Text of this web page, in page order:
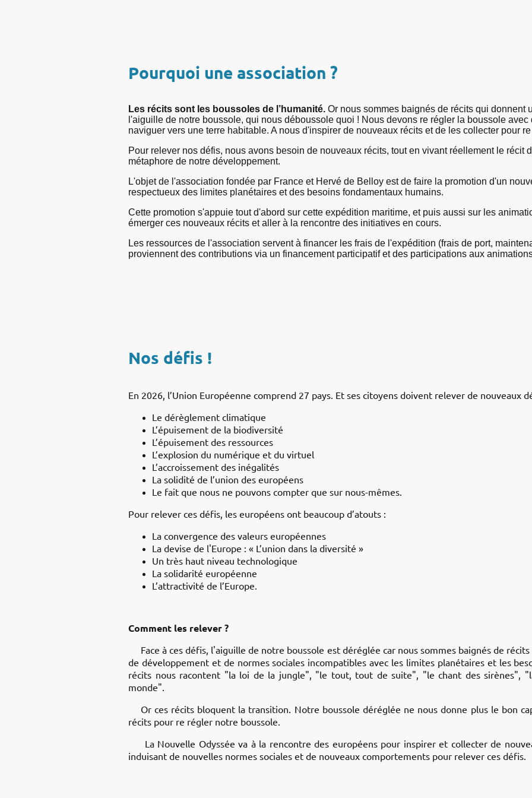
Pourquoi une association ?
Les récits sont les boussoles de l’humanité. Or nous sommes baignés de récits qui donnent
l'aiguille de notre boussole, qui nous déboussole quoi ! Nous devons re régler la boussole
naviguer vers une terre habitable. A nous d'inspirer de nouveaux récits et de les collecter pour
Pour relever nos défis, nous avons besoin de nouveaux récits, tout en vivant réellement le récit
métaphore de notre développement.
L'objet de l'association fondée par France et Hervé de Belloy est de faire la promotion d'un
respectueux des limites planétaires et des besoins fondamentaux humains.
Cette promotion s'appuie tout d'abord sur cette expédition maritime, et puis aussi sur les
émerger ces nouveaux récits et aller à la rencontre des initiatives en cours.
Les ressources de l'association servent à financer les frais de l'expédition (frais de port,
proviennent des contributions via un financement participatif et des participations aux
Nos défis !
En 2026, l’Union Européenne comprend 27 pays. Et ses citoyens doivent relever de nouveaux
Le dérèglement climatique
L’épuisement de la biodiversité
L’épuisement des ressources
L’explosion du numérique et du virtuel
L’accroissement des inégalités
La solidité de l’union des européens
Le fait que nous ne pouvons compter que sur nous-mêmes.
Pour relever ces défis, les européens ont beaucoup d’atouts :
La convergence des valeurs européennes
La devise de l'Europe : « L’union dans la diversité »
Un très haut niveau technologique
La solidarité européenne
L’attractivité de l’Europe.
Comment les relever ?
Face à ces défis, l'aiguille de notre boussole est déréglée car nous sommes baignés de
de développement et de normes sociales incompatibles avec les limites planétaires et les
récits nous racontent "la loi de la jungle", "le tout, tout de suite", "le chant des sirènes",
monde".
Or ces récits bloquent la transition. Notre boussole déréglée ne nous donne plus le bon
récits pour re régler notre boussole.
La Nouvelle Odyssée va à la rencontre des européens pour inspirer et collecter de
induisant de nouvelles normes sociales et de nouveaux comportements pour relever ces défis.